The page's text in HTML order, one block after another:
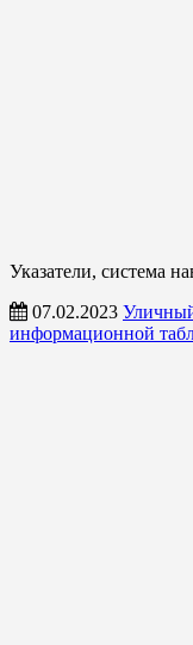
Указатели, система
07.02.2023
информационной